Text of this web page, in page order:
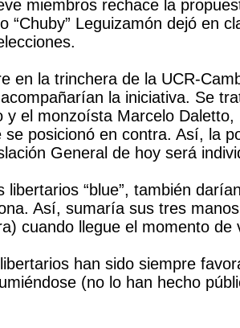
miembros rechace la
“Chuby” Leguizamón dejó en
en la trinchera de la UCR-
la iniciativa. Se
y el monzoísta Marcelo
se posicionó en contra. Así, la
General de hoy será
libertarios “blue”, también
Así, sumaría sus tres
cuando llegue el momento de
han sido siempre
(no lo han hecho